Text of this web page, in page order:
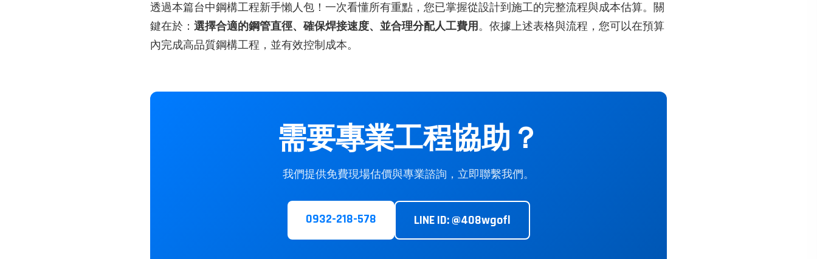
透過本篇台中鋼構工程新手懶人包！一次看懂所有重點，您已掌握從設計到施工的完整流程與成本估算。關
鍵在於： 選擇合適的鋼管直徑、確保焊接速度、並合理分配人工費用。依據上述表格與流程，您可以在預算
內完成高品質鋼構工程，並有效控制成本。
需要專業工程協助？
我們提供免費現場估價與專業諮詢，立即聯繫我們。
0932-218-578 LINE ID: @408wgofl